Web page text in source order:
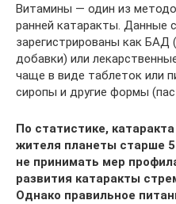
Витамины — один из
ранней катаракты. Данные
зарегистрированы как БАД
добавки) или
чаще в виде таблеток или
сиропы и другие формы
По статистике,
жителя планеты старше
не принимать мер
развития катаракты
Однако правильное